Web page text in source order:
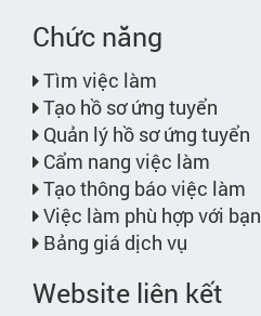
Chức năng
Tìm việc làm
Tạo hồ sơ ứng tuyển
Quản lý hồ sơ ứng tuyển
Cẩm nang việc làm
Tạo thông báo việc làm
Việc làm phù hợp với bạn
Bảng giá dịch vụ
Website liên kết